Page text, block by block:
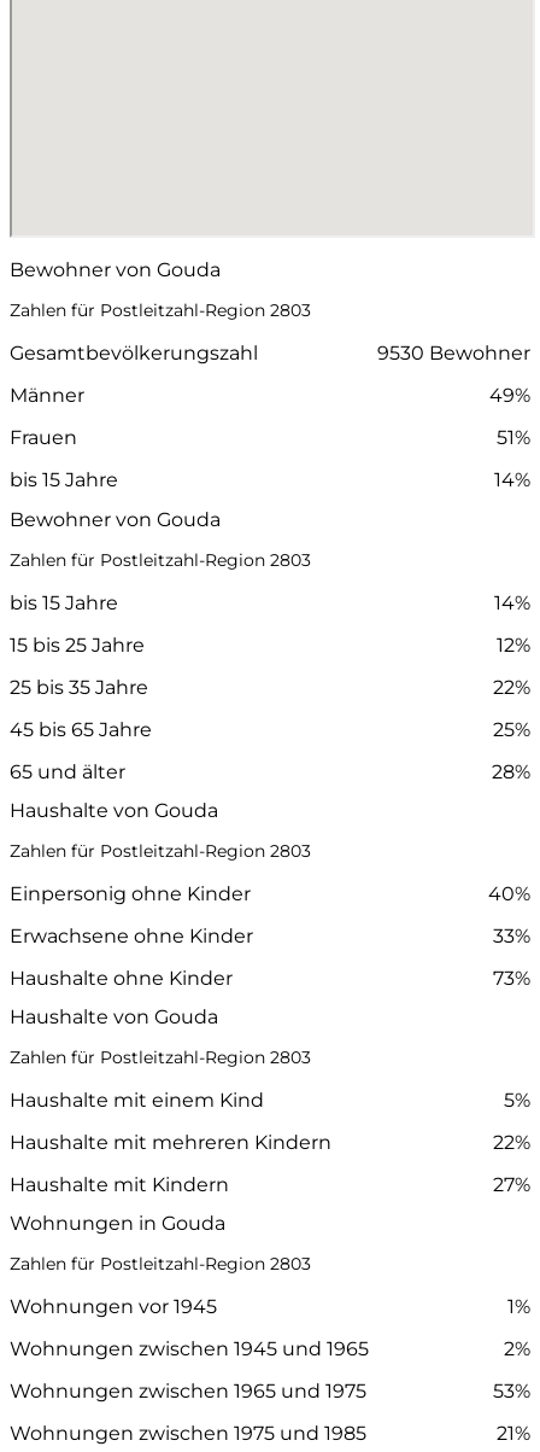
Bewohner von Gouda
Zahlen für Postleitzahl-Region 2803
Gesamtbevölkerungszahl
9530 Bewohner
Männer
49%
Frauen
51%
bis 15 Jahre
14%
Bewohner von Gouda
Zahlen für Postleitzahl-Region 2803
bis 15 Jahre
14%
15 bis 25 Jahre
12%
25 bis 35 Jahre
22%
45 bis 65 Jahre
25%
65 und älter
28%
Haushalte von Gouda
Zahlen für Postleitzahl-Region 2803
Einpersonig ohne Kinder
40%
Erwachsene ohne Kinder
33%
Haushalte ohne Kinder
73%
Haushalte von Gouda
Zahlen für Postleitzahl-Region 2803
Haushalte mit einem Kind
5%
Haushalte mit mehreren Kindern
22%
Haushalte mit Kindern
27%
Wohnungen in Gouda
Zahlen für Postleitzahl-Region 2803
Wohnungen vor 1945
1%
Wohnungen zwischen 1945 und 1965
2%
Wohnungen zwischen 1965 und 1975
53%
Wohnungen zwischen 1975 und 1985
21%